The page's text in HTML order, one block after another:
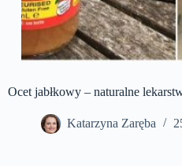
Ocet jabłkowy – naturalne
Katarzyna Zaręba